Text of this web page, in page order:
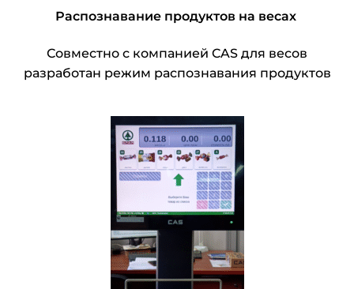
Распознавание продуктов на весах
Совместно с компанией CAS для весов
разработан режим распознавания продуктов